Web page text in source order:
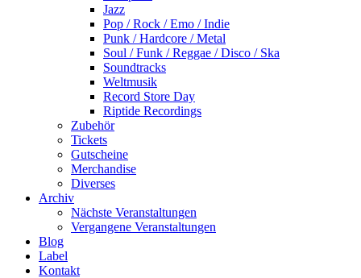
Jazz
Pop / Rock / Emo / Indie
Punk / Hardcore / Metal
Soul / Funk / Reggae / Disco / Ska
Soundtracks
Weltmusik
Record Store Day
Riptide Recordings
Zubehör
Tickets
Gutscheine
Merchandise
Diverses
Archiv
Nächste Veranstaltungen
Vergangene Veranstaltungen
Blog
Label
Kontakt